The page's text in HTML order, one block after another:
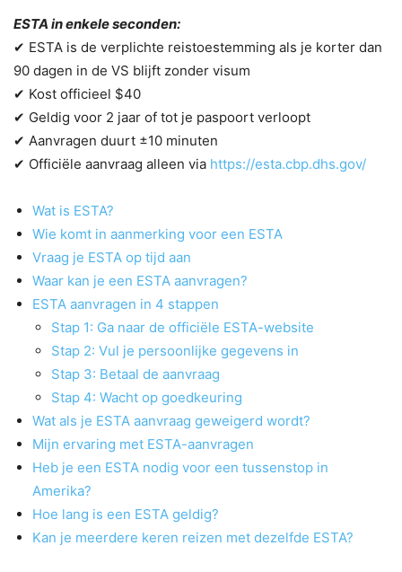
ESTA in enkele seconden:
✔ ESTA is de verplichte reistoestemming als je korter dan
90 dagen in de VS blijft zonder visum
✔ Kost officieel $40
✔ Geldig voor 2 jaar of tot je paspoort verloopt
✔ Aanvragen duurt ±10 minuten
✔ Officiële aanvraag alleen via https://esta.cbp.dhs.gov/
Wat is ESTA?
Wie komt in aanmerking voor een ESTA
Vraag je ESTA op tijd aan
Waar kan je een ESTA aanvragen?
ESTA aanvragen in 4 stappen
Stap 1: Ga naar de officiële ESTA-website
Stap 2: Vul je persoonlijke gegevens in
Stap 3: Betaal de aanvraag
Stap 4: Wacht op goedkeuring
Wat als je ESTA aanvraag geweigerd wordt?
Mijn ervaring met ESTA-aanvragen
Heb je een ESTA nodig voor een tussenstop in
Amerika?
Hoe lang is een ESTA geldig?
Kan je meerdere keren reizen met dezelfde ESTA?